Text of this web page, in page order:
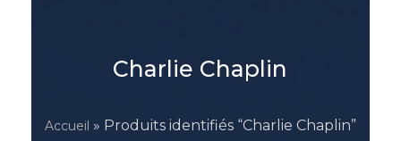
Charlie Chaplin
Accueil » Produits identifiés “Charlie Chaplin”